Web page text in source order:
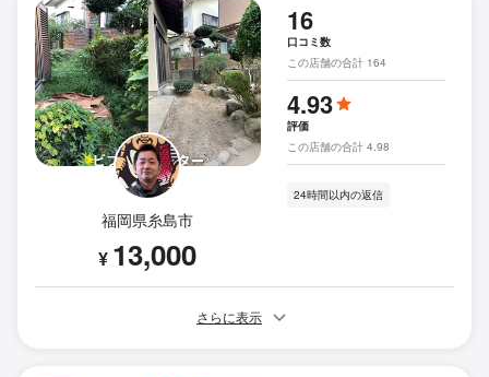
福岡県糸島市
¥ 13,000
16
口コミ数
この店舗の合計 164
4.93
評価
この店舗の合計 4.98
24時間以内の返信
さらに表示